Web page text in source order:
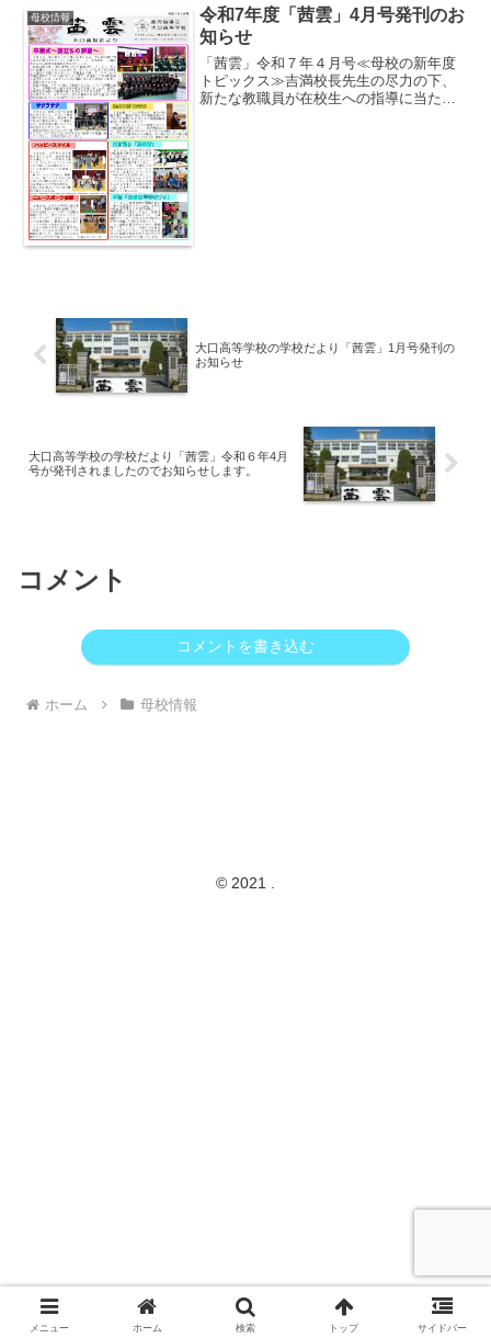
母校情報
令和7年度「茜雲」4月号発刊のお
知らせ
「茜雲」令和７年４月号≪母校の新年度
トピックス≫吉満校長先生の尽力の下、
新たな教職員が在校生への指導に当たら
大口高等学校の学校だより「茜雲」1月号発刊の
お知らせ
大口高等学校の学校だより「茜雲」令和６年4月
号が発刊されましたのでお知らせします。
コメント
コメントを書き込む
ホーム 母校情報
© 2021 .
メニュー ホーム 検索 トップ サイドバー